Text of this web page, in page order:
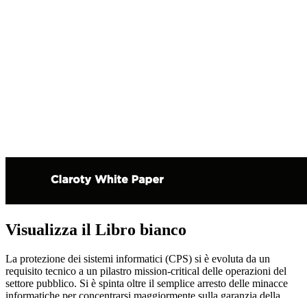
Visualizza il Libro bianco
La protezione dei sistemi informatici (CPS) si è evoluta da un
requisito tecnico a un pilastro mission-critical delle operazioni del
settore pubblico. Si è spinta oltre il semplice arresto delle minacce
informatiche per concentrarsi maggiormente sulla garanzia della